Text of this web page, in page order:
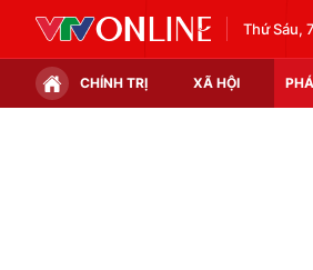
Thứ Sáu,
CHÍNH TRỊ XÃ HỘI